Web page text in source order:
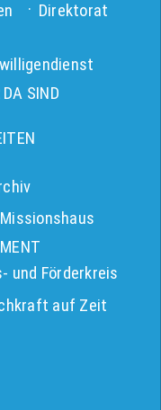
Direktorat
DA SIND
Missionshaus
und Förderkreis
auf Zeit